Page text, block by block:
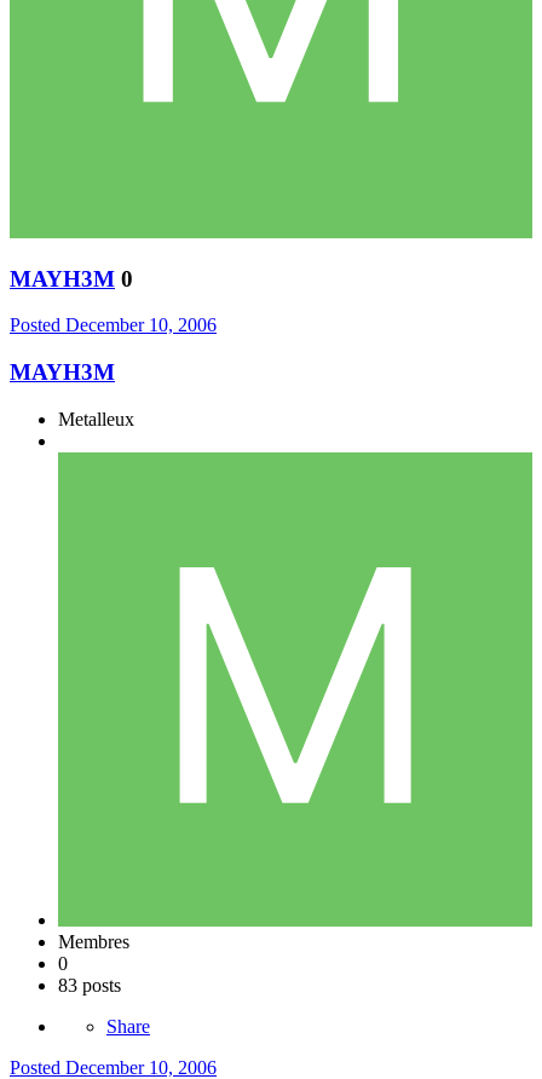
MAYH3M 0
Posted December 10, 2006
MAYH3M
Metalleux
Membres
0
83 posts
Share
Posted December 10, 2006